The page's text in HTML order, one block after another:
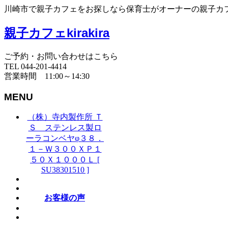
川崎市で親子カフェをお探しなら保育士がオーナーの親子カ
親子カフェkirakira
ご予約・お問い合わせはこちら
TEL 044-201-4414
営業時間 11:00～14:30
MENU
（株）寺内製作所 Ｔ
Ｓ ステンレス製ロ
ーラコンベヤφ３８．
１－Ｗ３００ＸＰ１
５０Ｘ１０００Ｌ [
SU38301510 ]
お客様の声